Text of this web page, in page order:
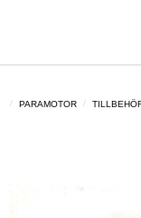
PARAMOTOR